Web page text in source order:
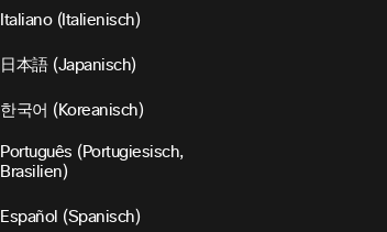
Italiano (Italienisch)
日本語 (Japanisch)
한국어 (Koreanisch)
Português (Portugiesisch,
Brasilien)
Español (Spanisch)